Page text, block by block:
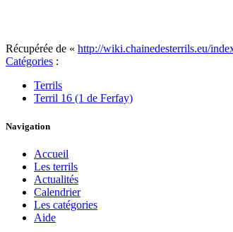
Récupérée de « http://wiki.chainedesterrils.eu/
Catégories :
Terrils
Terril 16 (1 de Ferfay)
Navigation
Accueil
Les terrils
Actualités
Calendrier
Les catégories
Aide